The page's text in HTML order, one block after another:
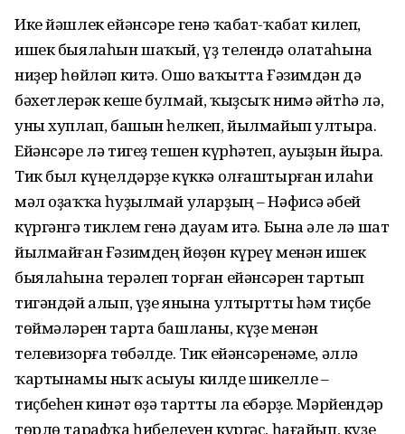
Ике йәшлек ейәнсәре генә ҡабат-ҡабат килеп,
ишек быялаһын шаҡый, үҙ телендә олатаһына
ниҙер һөйләп китә. Ошо ваҡытта Ғәзимдән дә
бәхетлерәк кеше булмай, ҡыҙсыҡ нимә әйтһә лә,
уны хуплап, башын һелкеп, йылмайып ултыра.
Ейәнсәре лә тигеҙ тешен күрһәтеп, ауыҙын йыра.
Тик был күңелдәрҙе күккә олғаштырған илаһи
мәл оҙаҡҡа һуҙылмай уларҙың – Нәфисә әбей
күргәнгә тиклем генә дауам итә. Бына әле лә шат
йылмайған Ғәзимдең йөҙөн күреү менән ишек
быялаһына терәлеп торған ейәнсәрен тартып
тигәндәй алып, үҙе янына ултыртты һәм тиҫбе
төймәләрен тарта башланы, күҙе менән
телевизорға төбәлде. Тик ейәнсәренәме, әллә
ҡартынамы ныҡ асыуы килде шикелле –
тиҫбеһен кинәт өҙә тартты ла ебәрҙе. Мәрйендәр
төрлө тарафҡа һибелеүен күргәс, һағайып, күҙе